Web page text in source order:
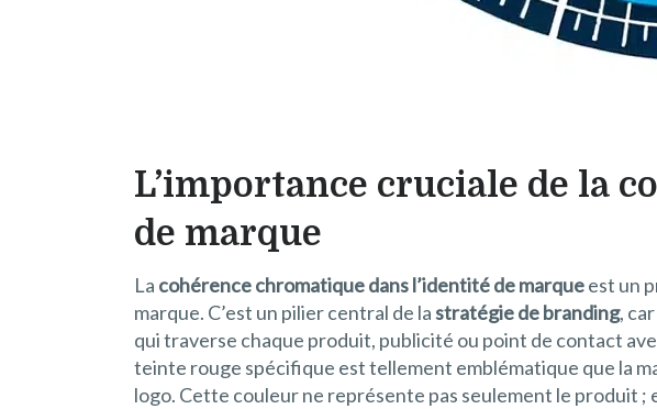
L’importance cruciale de la
de marque
La cohérence chromatique dans l’identité de marqueest un
marque. C’est un pilier central de lastratégie de branding,
qui traverse chaque produit, publicité ou point de contact
teinte rouge spécifique est tellement emblématique que la
logo. Cette couleur ne représente pas seulement le produit ;